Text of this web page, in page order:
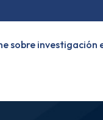
sobre investigación